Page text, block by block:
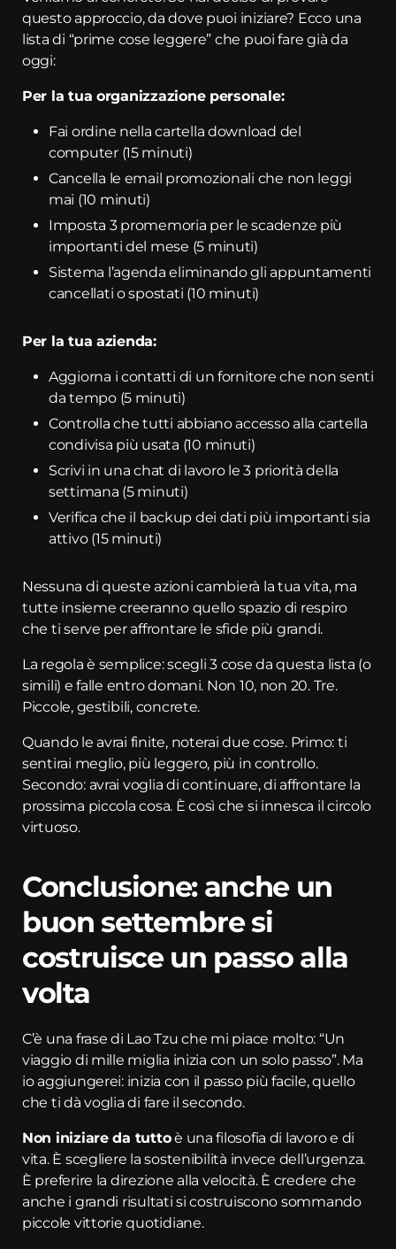
questo approccio, da dove puoi iniziare? Ecco una
lista di “prime cose leggere” che puoi fare già da
oggi:
Per la tua organizzazione personale:
Fai ordine nella cartella download del
computer (15 minuti)
Cancella le email promozionali che non leggi
mai (10 minuti)
Imposta 3 promemoria per le scadenze più
importanti del mese (5 minuti)
Sistema l’agenda eliminando gli appuntamenti
cancellati o spostati (10 minuti)
Per la tua azienda:
Aggiorna i contatti di un fornitore che non senti
da tempo (5 minuti)
Controlla che tutti abbiano accesso alla cartella
condivisa più usata (10 minuti)
Scrivi in una chat di lavoro le 3 priorità della
settimana (5 minuti)
Verifica che il backup dei dati più importanti sia
attivo (15 minuti)
Nessuna di queste azioni cambierà la tua vita, ma
tutte insieme creeranno quello spazio di respiro
che ti serve per affrontare le sfide più grandi.
La regola è semplice: scegli 3 cose da questa lista (o
simili) e falle entro domani. Non 10, non 20. Tre.
Piccole, gestibili, concrete.
Quando le avrai finite, noterai due cose. Primo: ti
sentirai meglio, più leggero, più in controllo.
Secondo: avrai voglia di continuare, di affrontare la
prossima piccola cosa. È così che si innesca il circolo
virtuoso.
Conclusione: anche un
buon settembre si
costruisce un passo alla
volta
C’è una frase di Lao Tzu che mi piace molto: “Un
viaggio di mille miglia inizia con un solo passo”. Ma
io aggiungerei: inizia con il passo più facile, quello
che ti dà voglia di fare il secondo.
Non iniziare da tuttoè una filosofia di lavoro e di
vita. È scegliere la sostenibilità invece dell’urgenza.
È preferire la direzione alla velocità. È credere che
anche i grandi risultati si costruiscono sommando
piccole vittorie quotidiane.